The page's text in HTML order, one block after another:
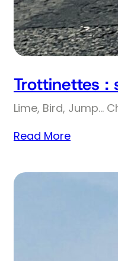
Trottinettes :
Lime, Bird, Jump…
Read More